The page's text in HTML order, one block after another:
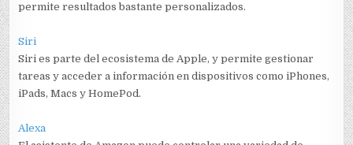
permite resultados bastante personalizados.
Siri
Siri es parte del ecosistema de Apple, y permite gestionar
tareas y acceder a información en dispositivos como iPhones,
iPads, Macs y HomePod.
Alexa